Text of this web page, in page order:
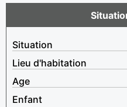
Situation
Lieu d'habitation
Age
Enfant